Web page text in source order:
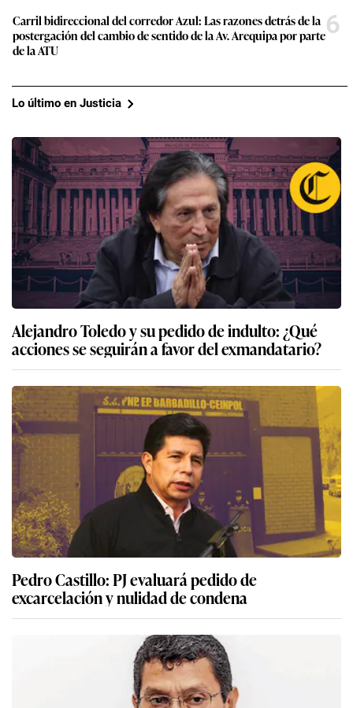
Carril bidireccional del corredor Azul: Las razones detrás de la
postergación del cambio de sentido de la Av. Arequipa por parte
de la ATU
6
Lo último en Justicia
Alejandro Toledo y su pedido de indulto: ¿Qué
acciones se seguirán a favor del exmandatario?
Pedro Castillo: PJ evaluará pedido de
excarcelación y nulidad de condena